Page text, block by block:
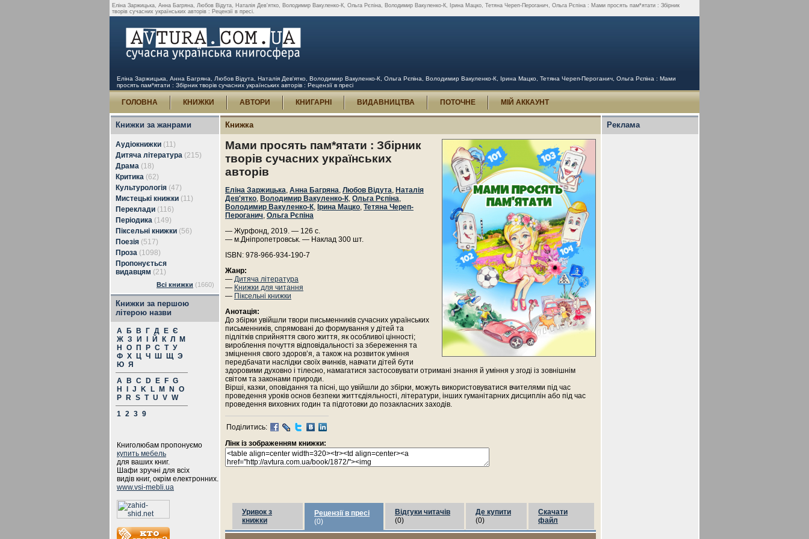
Еліна Заржицька, Анна Багряна, Любов Відута, Наталія Дев'ятко, Володимир Вакуленко-К, Ольга Рєпіна, Володимир Вакуленко-К, Ірина Мацко, Тетяна Череп-Пероганич, Ольга Рєпіна : Мами просять пам*ятати : Збірник
творів сучасних українських авторів : Рецензії в пресі.
Еліна Заржицька, Анна Багряна, Любов Відута, Наталія Дев'ятко, Володимир Вакуленко-К, Ольга Рєпіна, Володимир Вакуленко-К, Ірина Мацко, Тетяна Череп-Пероганич, Ольга Рєпіна : Мами
просять пам*ятати : Збірник творів сучасних українських авторів : Рецензії в пресі
ГОЛОВНА КНИЖКИ АВТОРИ КНИГАРНІ ВИДАВНИЦТВА ПОТОЧНЕ МІЙ АККАУНТ
Книжки за жанрами
Аудіокнижки (11)
Дитяча література (215)
Драма (18)
Критика (62)
Культурологія (47)
Мистецькі книжки (11)
Переклади (116)
Періодика (149)
Піксельні книжки (56)
Поезія (517)
Проза (1098)
Пропонується
видавцям (21)
Всі книжки (1660)
Книжки за першою
літерою назви
А Б В Г Д Е Є
Ж З И Й К Л
М
Н
О П Р С Т У
Ф Х Ц Ч Ш Щ Э
Ю Я
A
B C D E F G
H
J K L M N
O
P
R S T U V W
1 2 3 9
Книголюбам пропонуємо
купить мебель
для ваших книг.
Шафи зручні для всіх
видів книг, окрім електронних.
www.vsi-mebli.ua
Книжка
Мами просять пам*ятати : Збірник
творів сучасних українських
авторів
Еліна Заржицька, Анна Багряна, Любов Відута, Наталія
Дев'ятко, Володимир Вакуленко-К, Ольга Рєпіна,
Володимир Вакуленко-К, Ірина Мацко, Тетяна Череп-
Пероганич, Ольга Рєпіна
— Журфонд, 2019. — 126 с.
— м.Дніпропетровськ. — Наклад 300 шт.
ISBN: 978-966-934-190-7
Жанр:
— Дитяча література
— Книжки для читання
— Піксельні книжки
Анотація:
До збірки увійшли твори письменників сучасних українських
письменників, спрямовані до формування у дітей та
підлітків сприйняття свого життя, як особливої цінності;
вироблення почуття відповідальності за збереження та
зміцнення свого здоров’я, а також на розвиток уміння
передбачати наслідки своїх вчинків, навчати дітей бути
здоровими духовно і тілесно, намагатися застосовувати отримані знання й уміння у згоді із зовнішнім
світом та законами природи.
Вірші, казки, оповідання та пісні, що увійшли до збірки, можуть використовуватися вчителями під час
проведення уроків основ безпеки життєдіяльності, літератури, інших гуманітарних дисциплін або під час
проведення виховних годин та підготовки до позакласних заходів.
Поділитись:
Лінк із зображенням книжки:
Уривок з
книжки
Рецензії в пресі
(0)
Відгуки читачів
(0)
Де купити
(0)
Скачати
файл
Реклама